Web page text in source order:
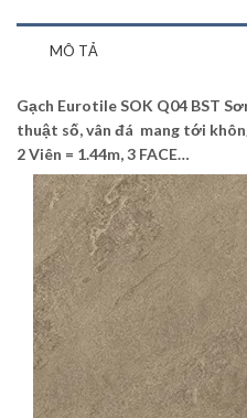
MÔ TẢ
Gạch Eurotile SOK Q04 BST
thuật số, vân đá mang tới
2 Viên = 1.44m, 3 FACE…